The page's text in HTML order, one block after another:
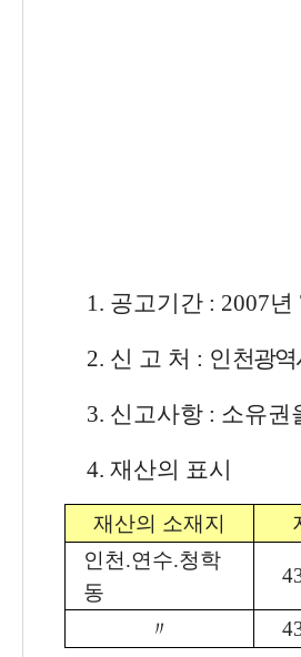
1. 공고기간 : 2007년
2. 신 고 처 : 인천광역
3. 신고사항 : 소유권
4. 재산의 표시
재산의 소재지
인천.연수.청학
동
〃